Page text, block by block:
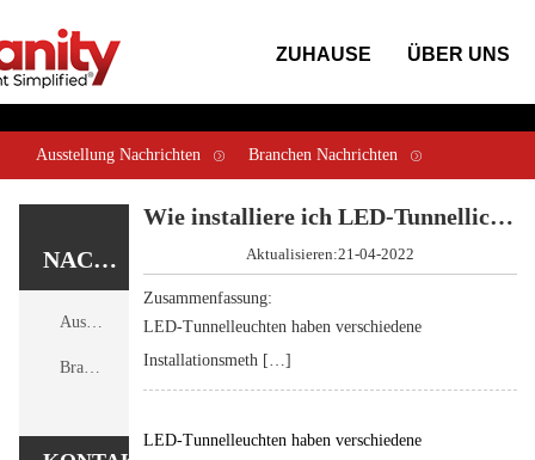
ZUHAUSE ÜBER UNS
Ausstellung Nachrichten
Branchen Nachrichten
NACHRICHTEN
Ausstellung Nachrichten
Branchen Nachrichten
Wie installiere ich LED-Tunnellichter?
Aktualisieren:21-04-2022
Zusammenfassung:
LED-Tunnelleuchten haben verschiedene
Installationsmeth […]
LED-Tunnelleuchten haben verschiedene